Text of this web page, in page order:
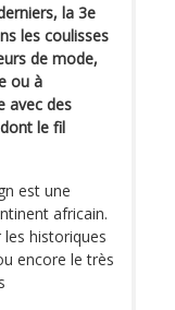
la 3e
les coulisses
de mode,
ou à
avec des
le fil
est une
africain.
historiques
encore le très